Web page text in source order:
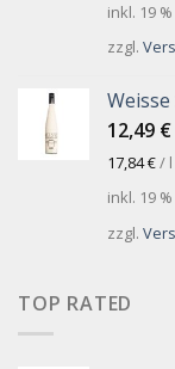
inkl. 19
zzgl.
12,49 €
17,84€/ l
inkl. 19
zzgl.
TOP RATED